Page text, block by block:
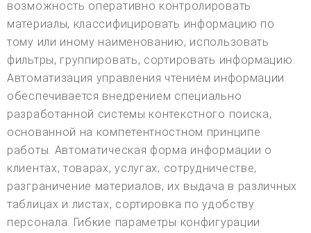
возможность оперативно контролировать
материалы, классифицировать информацию по
тому или иному наименованию, использовать
фильтры, группировать, сортировать информацию.
Автоматизация управления чтением информации
обеспечивается внедрением специально
разработанной системы контекстного поиска,
основанной на компетентностном принципе
работы. Автоматическая форма информации о
клиентах, товарах, услугах, сотрудничестве,
разграничение материалов, их выдача в различных
таблицах и листах, сортировка по удобству
персонала. Гибкие параметры конфигурации